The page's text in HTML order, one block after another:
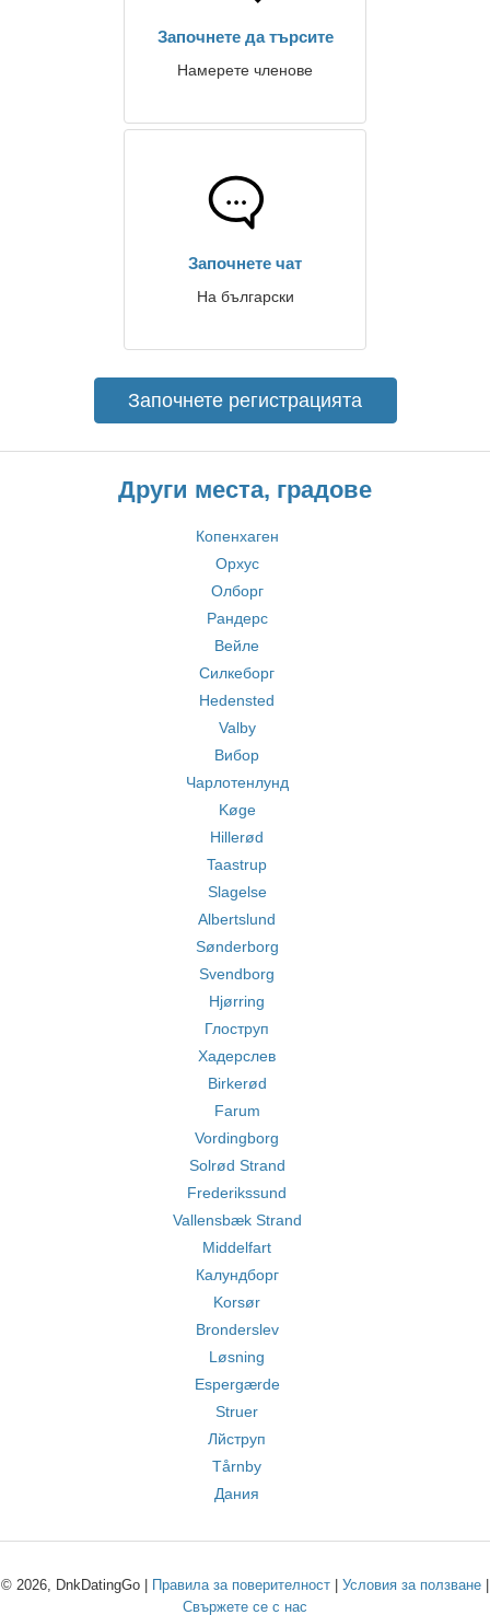
Започнете да търсите
Намерете членове
Започнете чат
На български
Започнете регистрацията
Други места, градове
Копенхаген
Орхус
Олборг
Рандерс
Вейле
Силкеборг
Hedensted
Valby
Вибор
Чарлотенлунд
Køge
Hillerød
Taastrup
Slagelse
Albertslund
Sønderborg
Svendborg
Hjørring
Глоструп
Хадерслев
Birkerød
Farum
Vordingborg
Solrød Strand
Frederikssund
Vallensbæk Strand
Middelfart
Калундборг
Korsør
Bronderslev
Løsning
Espergærde
Struer
Лйструп
Tårnby
Дания
© 2026, DnkDatingGo | Правила за поверителност Условия за ползване
Свържете се с нас